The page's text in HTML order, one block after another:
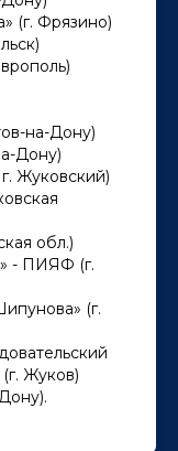
(г. Фрязино)
на-Дону)
Дону)
Жуковский)
обл.)
- ПИЯФ (г.
(г.
Жуков)